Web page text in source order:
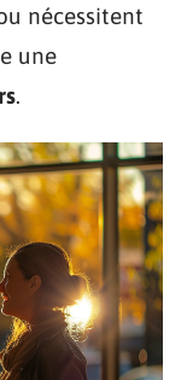
nécessitent
une
.